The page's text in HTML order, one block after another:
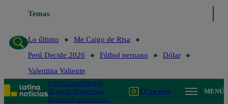
Temas
Lo último
Me Caigo de Risa
Perú Decide 2026
Fútbol peruano
Dólar
Valentina Valiente
PolíticaLimaMundo
Te ayudoTendencias
DeportesEspectáculos
TV en vivo MENÚ